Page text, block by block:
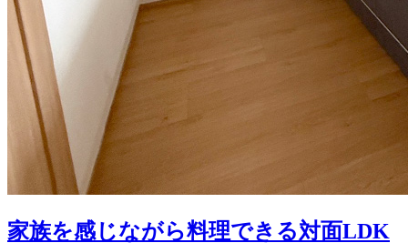
家族を感じながら料理できる対面LDK